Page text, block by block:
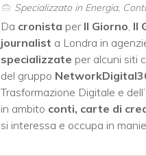
Specializzato in Energia,
Da cronista per Il Giorno Il
journalist a Londra in
specializzate per alcuni siti
del gruppo
Trasformazione Digitale e
in ambito conti, carte di
si interessa e occupa in